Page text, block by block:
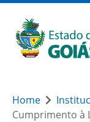
Home
Cumprimento à